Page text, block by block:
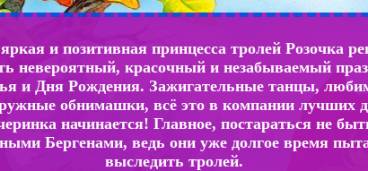
и позитивная принцесса тролей Розочка
невероятный, красочный и незабываемый
и Дня Рождения. Зажигательные танцы,
обнимашки, всё это в компании лучших
начинается! Главное, постараться не
Бергенами, ведь они уже долгое время
выследить тролей.